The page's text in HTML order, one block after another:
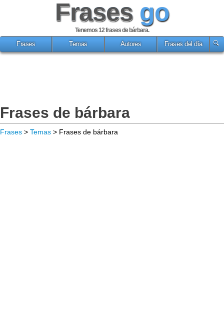
Frases go
Tenemos 12frases de bárbara.
Frases
Temas Autores Frases del día
Frases de bárbara
Frases > Temas > Frases de bárbara